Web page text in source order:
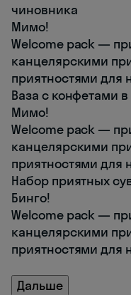
чиновника
Мимо!
Welcome pack —
канцелярскими
приятностями для
Ваза с конфетами
Мимо!
Welcome pack —
канцелярскими
приятностями для
Набор приятных
Бинго!
Welcome pack —
канцелярскими
приятностями для
Дальше